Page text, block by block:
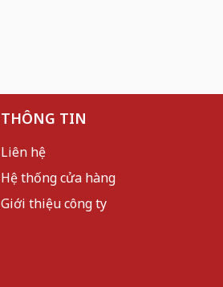
THÔNG TIN
Liên hệ
Hệ thống cửa hàng
Giới thiệu công ty